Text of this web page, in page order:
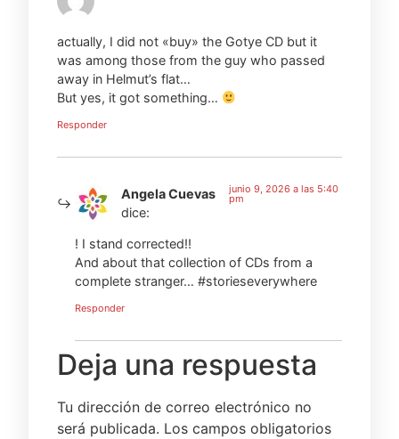
actually, I did not «buy» the Gotye CD but it
was among those from the guy who passed
away in Helmut’s flat…
But yes, it got something…
Responder
Angela Cuevas
dice:
junio 9, 2026 a las 5:40
pm
! I stand corrected!!
And about that collection of CDs from a
complete stranger… #storieseverywhere
Responder
Deja una respuesta
Tu dirección de correo electrónico no
será publicada. Los campos obligatorios